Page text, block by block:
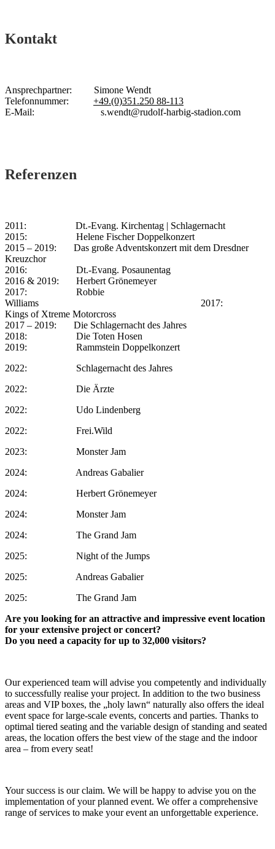
Kontakt
Ansprechpartner: Simone Wendt
Telefonnummer: +49.(0)351.250 88-113
E-Mail: s.wendt@rudolf-harbig-stadion.com
Referenzen
2011: Dt.-Evang. Kirchentag | Schlagernacht
2015: Helene Fischer Doppelkonzert
2015 – 2019: Das große Adventskonzert mit dem Dresdner
Kreuzchor
2016: Dt.-Evang. Posaunentag
2016 & 2019: Herbert Grönemeyer
2017: Robbie
Williams 2017:
Kings of Xtreme Motorcross
2017 – 2019: Die Schlagernacht des Jahres
2018: Die Toten Hosen
2019: Rammstein Doppelkonzert
2022: Schlagernacht des Jahres
2022: Die Ärzte
2022: Udo Lindenberg
2022: Frei.Wild
2023: Monster Jam
2024: Andreas Gabalier
2024: Herbert Grönemeyer
2024: Monster Jam
2024: The Grand Jam
2025: Night of the Jumps
2025: Andreas Gabalier
2025: The Grand Jam
Are you looking for an attractive and impressive event location
for your extensive project or concert?
Do you need a capacity for up to 32,000 visitors?
Our experienced team will advise you competently and individually
to successfully realise your project. In addition to the two business
areas and VIP boxes, the „holy lawn“ naturally also offers the ideal
event space for large-scale events, concerts and parties. Thanks to
optimal tiered seating and the variable design of standing and seated
areas, the location offers the best view of the stage and the indoor
area – from every seat!
Your success is our claim. We will be happy to advise you on the
implementation of your planned event. We offer a comprehensive
range of services to make your event an unforgettable experience.